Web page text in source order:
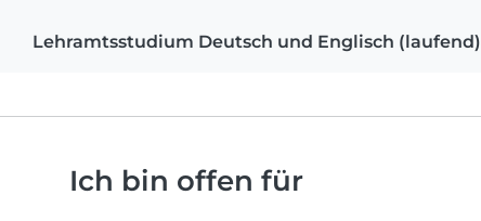
Lehramtsstudium Deutsch und Englisch (laufend)
Ich bin offen für